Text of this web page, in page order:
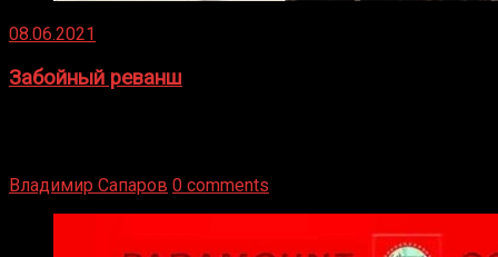
08.06.2021
Забойный реванш
Владимир Сапаров 0 comments